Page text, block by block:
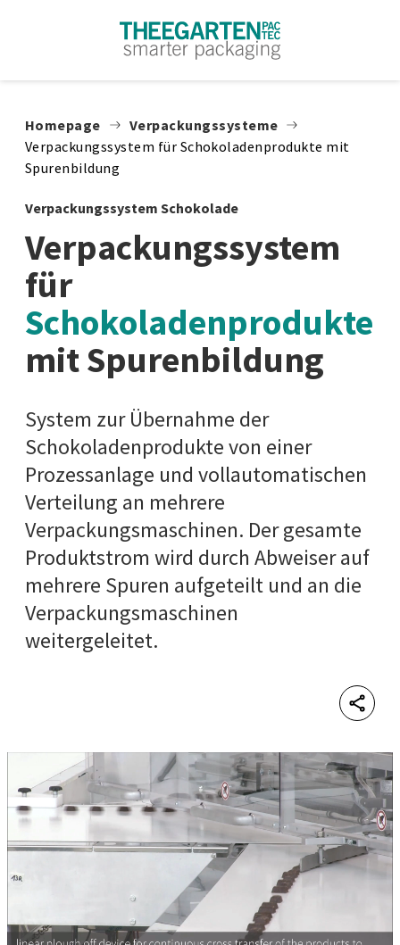
Homepage
Verpackungssysteme
Verpackungssystem für Schokoladenprodukte mit
Spurenbildung
Verpackungssystem Schokolade
Verpackungssystem
für
Schokoladenprodukte
mit Spurenbildung
System zur Übernahme der
Schokoladenprodukte von einer
Prozessanlage und vollautomatischen
Verteilung an mehrere
Verpackungsmaschinen. Der gesamte
Produktstrom wird durch Abweiser auf
mehrere Spuren aufgeteilt und an die
Verpackungsmaschinen
weitergeleitet.